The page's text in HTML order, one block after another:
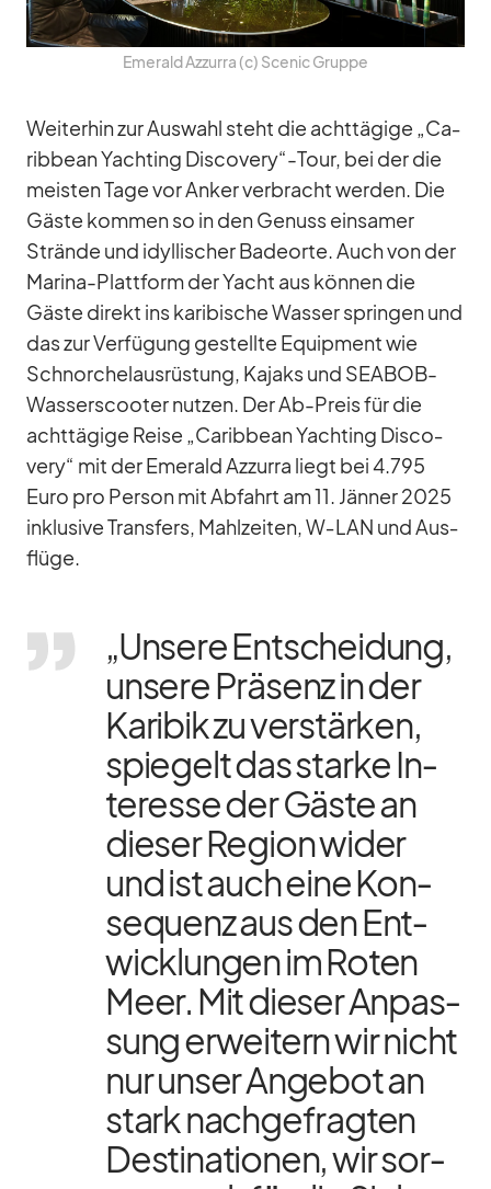
Emer­ald Az­zurra (c) Scenic Gruppe
Wei­ter­hin zur Aus­wahl steht die acht­tä­gige „Ca­
rib­bean Yacht­ing Discovery“-Tour, bei der die
meis­ten Tage vor An­ker ver­bracht wer­den. Die
Gäste kom­men so in den Ge­nuss ein­sa­mer
Strände und idyl­li­scher Ba­de­orte. Auch von der
Ma­rina-Platt­form der Yacht aus kön­nen die
Gäste di­rekt ins ka­ri­bi­sche Was­ser sprin­gen und
das zur Ver­fü­gung ge­stellte Equip­ment wie
Schnor­chel­aus­rüs­tung, Ka­jaks und SEA­BOB-
Was­sers­coo­ter nut­zen. Der Ab-Preis für die
acht­tä­gige Reise „Ca­rib­bean Yacht­ing Dis­co­
very“ mit der Emer­ald Az­zurra liegt bei 4.795
Euro pro Per­son mit Ab­fahrt am 11. Jän­ner 2025
in­klu­sive Trans­fers, Mahl­zei­ten, W‑LAN und Aus­
flüge.
„Un­sere Ent­schei­dung,
un­sere Prä­senz in der
Ka­ri­bik zu ver­stär­ken,
spie­gelt das starke In­
ter­esse der Gäste an
die­ser Re­gion wi­der
und ist auch eine Kon­
se­quenz aus den Ent­
wick­lun­gen im Ro­ten
Meer. Mit die­ser An­pas­
sung er­wei­tern wir nicht
nur un­ser An­ge­bot an
stark nach­ge­frag­ten
De­sti­na­tio­nen, wir sor­